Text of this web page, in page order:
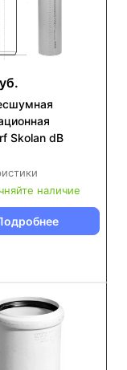
Skolan dB
наличие